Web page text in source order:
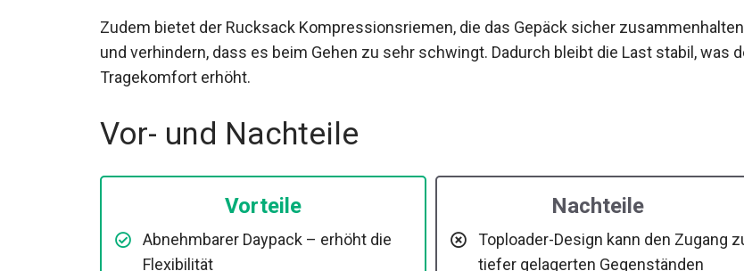
Zudem bietet der Rucksack Kompressionsriemen, die das Gepäck sicher zusammenhalten
und verhindern, dass es beim Gehen zu sehr schwingt. Dadurch bleibt die Last stabil, was
den Tragekomfort erhöht.
Vor- und Nachteile
Vorteile
Abnehmbarer Daypack – erhöht die
Flexibilität
Nachteile
Toploader-Design kann den Zugang
zu tiefer gelagerten Gegenständen